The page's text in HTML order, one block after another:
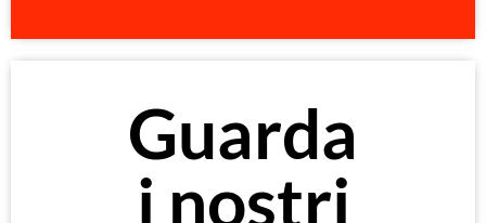
Guarda
i nostri
di TEDxCesena
Scopri